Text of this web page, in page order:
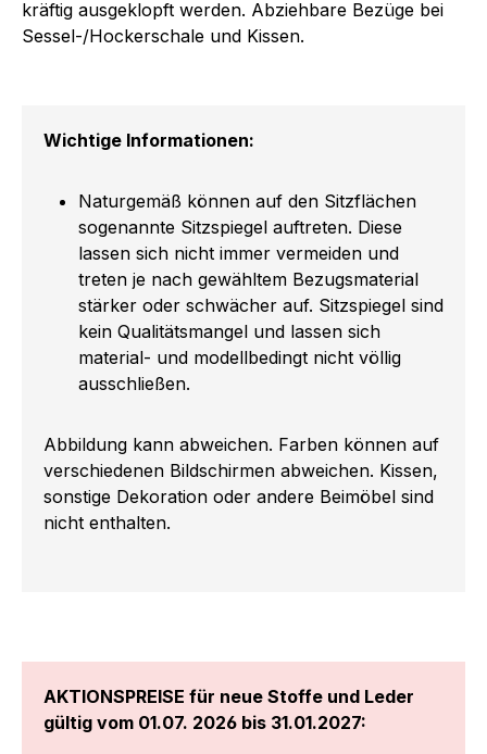
kräftig ausgeklopft werden. Abziehbare Bezüge bei
Sessel-/Hockerschale und Kissen.
Wichtige Informationen:
Naturgemäß können auf den Sitzflächen
sogenannte Sitzspiegel auftreten. Diese
lassen sich nicht immer vermeiden und
treten je nach gewähltem Bezugsmaterial
stärker oder schwächer auf. Sitzspiegel sind
kein Qualitätsmangel und lassen sich
material- und modellbedingt nicht völlig
ausschließen.
Abbildung kann abweichen. Farben können auf
verschiedenen Bildschirmen abweichen. Kissen,
sonstige Dekoration oder andere Beimöbel sind
nicht enthalten.
AKTIONSPREISE für neue Stoffe und Leder
gültig vom 01.07. 2026 bis 31.01.2027: